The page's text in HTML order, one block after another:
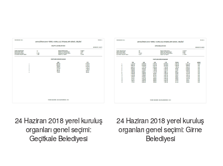
24 Haziran 2018 yerel kuruluş
organları genel seçimi:
Geçitkale Belediyesi
24 Haziran 2018 yerel kuruluş
organları genel seçimi: Girne
Belediyesi